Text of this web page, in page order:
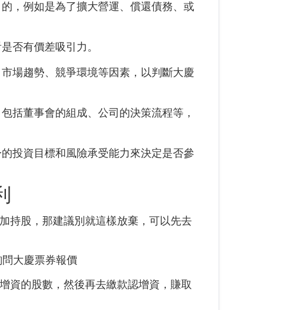
，例如是為了擴大營運、償還債務、或
否有價差吸引力。
場趨勢、競爭環境等因素，以判斷大慶
括董事會的組成、公司的決策流程等，
的投資目標和風險承受能力來決定是否參
持股，那建議別就這樣放棄，可以先去
大慶票券報價
資的股數，然後再去繳款認增資，賺取